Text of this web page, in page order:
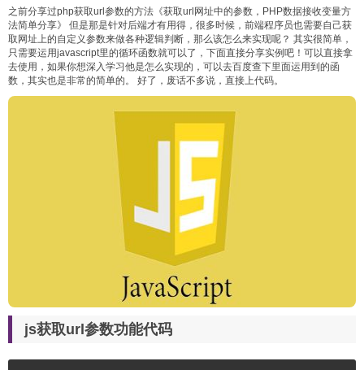
之前分享过php获取url参数的方法《获取url网址中的参数，PHP数据接收变量方
法简单分享》 但是那是针对后端才有用得，很多时候，前端程序员也需要自己获
取网址上的自定义参数来做各种逻辑判断，那么该怎么来实现呢？ 其实很简单，
只需要运用javascript里的循环函数就可以了，下面直接分享实例吧！可以直接拿
去使用，如果你想深入学习他是怎么实现的，可以去百度查下里面运用到的函
数，其实也是非常的简单的。 好了，废话不多说，直接上代码。
js获取url参数功能代码